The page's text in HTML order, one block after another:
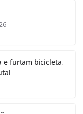
e furtam bicicleta,